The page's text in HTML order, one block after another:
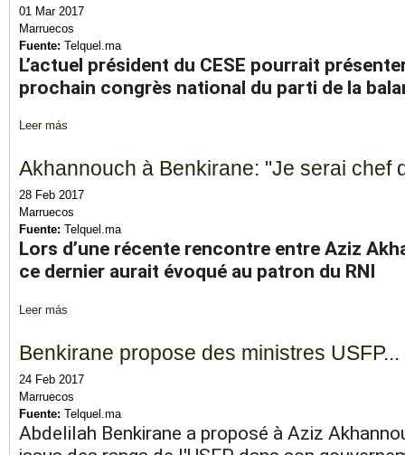
01 Mar 2017
Marruecos
Fuente: Telquel.ma
L’actuel président du CESE pourrait
prochain congrès national du parti de la
Leer más
Akhannouch à Benkirane: "Je serai chef
28 Feb 2017
Marruecos
Fuente: Telquel.ma
Lors d’une récente rencontre entre Aziz
ce dernier aurait évoqué au patron du RNI
Leer más
Benkirane propose des ministres
24 Feb 2017
Marruecos
Fuente: Telquel.ma
Abdelilah Benkirane a proposé à Aziz